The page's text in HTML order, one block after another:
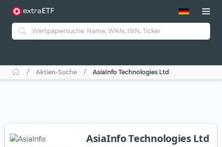
ETF-Guide 2.0
Guide Aktive ETFs
ETF-Sparpläne
Aktien-Suche AsiaInfo Technologies Ltd
AsiaInfo Technologies Ltd